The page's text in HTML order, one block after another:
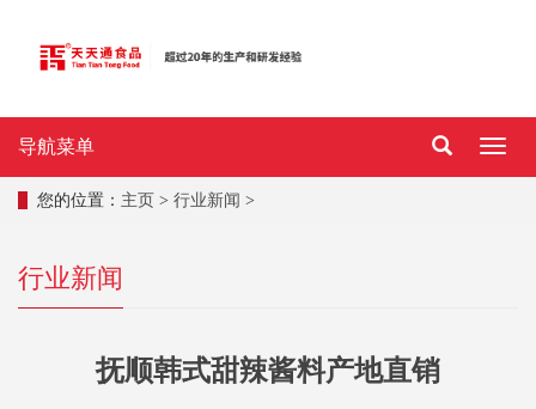
导
导航菜单
您的位置： 主页 > 行业新闻 >
行业新闻
抚顺韩式甜辣酱料产地直销